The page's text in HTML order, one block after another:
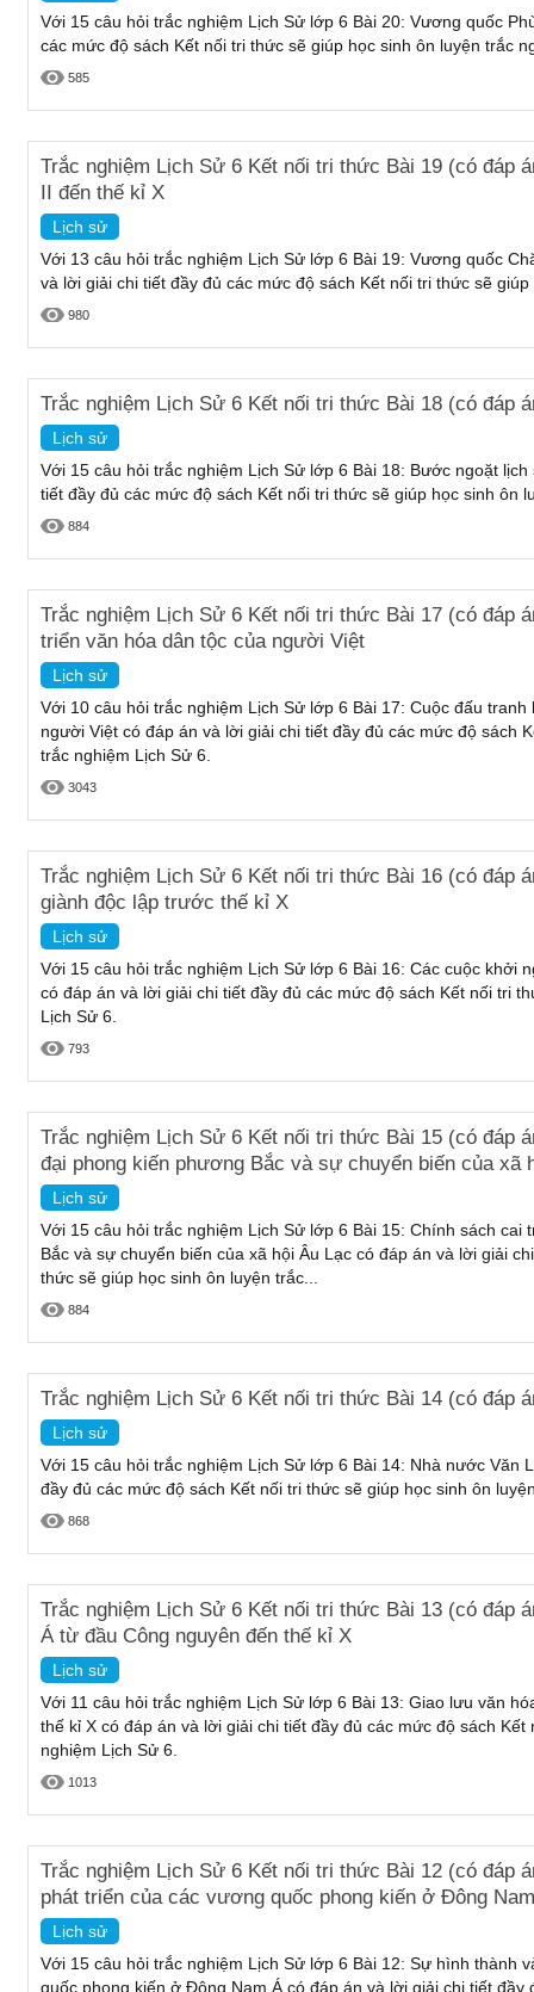
Với 15 câu hỏi trắc nghiệm Lịch Sử lớp 6 Bài 20: Vương quốc
các mức độ sách Kết nối tri thức sẽ giúp học sinh ôn luyện trắc
585
Trắc nghiệm Lịch Sử 6 Kết nối tri thức Bài 19 (có đáp
II đến thế kỉ X
Lịch sử
Với 13 câu hỏi trắc nghiệm Lịch Sử lớp 6 Bài 19: Vương quốc
và lời giải chi tiết đầy đủ các mức độ sách Kết nối tri thức sẽ
980
Trắc nghiệm Lịch Sử 6 Kết nối tri thức Bài 18 (có đáp
Lịch sử
Với 15 câu hỏi trắc nghiệm Lịch Sử lớp 6 Bài 18: Bước ngoặt
tiết đầy đủ các mức độ sách Kết nối tri thức sẽ giúp học sinh ôn
884
Trắc nghiệm Lịch Sử 6 Kết nối tri thức Bài 17 (có đáp
triển văn hóa dân tộc của người Việt
Lịch sử
Với 10 câu hỏi trắc nghiệm Lịch Sử lớp 6 Bài 17: Cuộc đấu
người Việt có đáp án và lời giải chi tiết đầy đủ các mức độ sách
trắc nghiệm Lịch Sử 6.
3043
Trắc nghiệm Lịch Sử 6 Kết nối tri thức Bài 16 (có đáp
giành độc lập trước thế kỉ X
Lịch sử
Với 15 câu hỏi trắc nghiệm Lịch Sử lớp 6 Bài 16: Các cuộc khởi
có đáp án và lời giải chi tiết đầy đủ các mức độ sách Kết nối tri
Lịch Sử 6.
793
Trắc nghiệm Lịch Sử 6 Kết nối tri thức Bài 15 (có đáp
đại phong kiến phương Bắc và sự chuyển biến của xã
Lịch sử
Với 15 câu hỏi trắc nghiệm Lịch Sử lớp 6 Bài 15: Chính sách cai
Bắc và sự chuyển biến của xã hội Âu Lạc có đáp án và lời giải
thức sẽ giúp học sinh ôn luyện trắc...
884
Trắc nghiệm Lịch Sử 6 Kết nối tri thức Bài 14 (có đáp
Lịch sử
Với 15 câu hỏi trắc nghiệm Lịch Sử lớp 6 Bài 14: Nhà nước Văn
đầy đủ các mức độ sách Kết nối tri thức sẽ giúp học sinh ôn
868
Trắc nghiệm Lịch Sử 6 Kết nối tri thức Bài 13 (có đáp
Á từ đầu Công nguyên đến thế kỉ X
Lịch sử
Với 11 câu hỏi trắc nghiệm Lịch Sử lớp 6 Bài 13: Giao lưu văn
thế kỉ X có đáp án và lời giải chi tiết đầy đủ các mức độ sách
nghiệm Lịch Sử 6.
1013
Trắc nghiệm Lịch Sử 6 Kết nối tri thức Bài 12 (có đáp
phát triển của các vương quốc phong kiến ở Đông
Lịch sử
Với 15 câu hỏi trắc nghiệm Lịch Sử lớp 6 Bài 12: Sự hình thành
quốc phong kiến ở Đông Nam Á có đáp án và lời giải chi tiết